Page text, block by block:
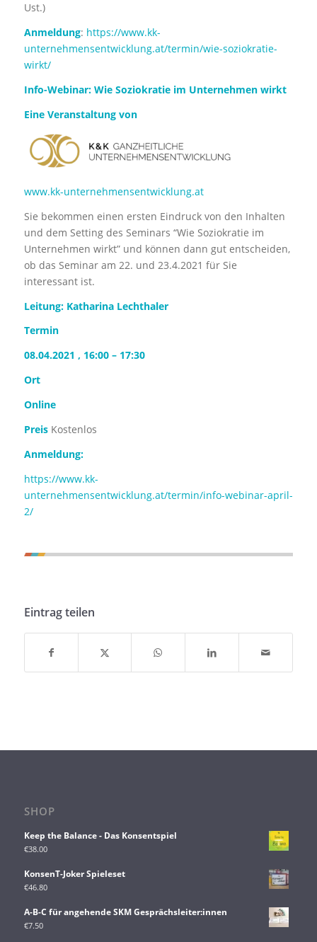
Ust.)
Anmeldung: https://www.kk-
unternehmensentwicklung.at/termin/wie-soziokratie-
wirkt/
Info-Webinar: Wie Soziokratie im Unternehmen wirkt
Eine Veranstaltung von
www.kk-unternehmensentwicklung.at
Sie bekommen einen ersten Eindruck von den Inhalten
und dem Setting des Seminars “Wie Soziokratie im
Unternehmen wirkt” und können dann gut entscheiden,
ob das Seminar am 22. und 23.4.2021 für Sie
interessant ist.
Leitung: Katharina Lechthaler
Termin
08.04.2021 , 16:00 – 17:30
Ort
Online
Preis Kostenlos
Anmeldung:
https://www.kk-
unternehmensentwicklung.at/termin/info-webinar-april-
2/
Eintrag teilen
SHOP
Keep the Balance - Das Konsentspiel
€38.00
KonsenT-Joker Spieleset
€46.80
A-B-C für angehende SKM Gesprächsleiter:innen
€7.50